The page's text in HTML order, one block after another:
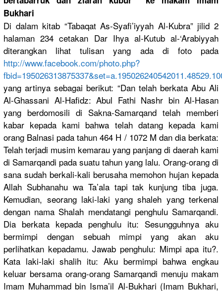
Bukhari
Di dalam kitab “Tabaqat As-Syafi’iyyah Al-Kubra” jilid 2
halaman 234 cetakan Dar Ihya al-Kutub al-‘Arabiyyah
diterangkan lihat tulisan yang ada di foto pada
http://www.facebook.com/photo.php?
fbid=195026313875337&set=a.195026240542011.48529.10
yang artinya sebagai berikut: “Dan telah berkata Abu Ali
Al-Ghassani Al-Hafidz: Abul Fathi Nashr bin Al-Hasan
yang berdomosili di Sakna-Samarqand telah memberi
kabar kepada kami bahwa telah datang kepada kami
orang Balnasi pada tahun 464 H /1072 M dan dia berkata:
Telah terjadi musim kemarau yang panjang di daerah kami
di Samarqandi pada suatu tahun yang lalu. Orang-orang di
sana sudah berkali-kali berusaha memohon hujan kepada
Allah Subhanahu wa Ta’ala tapi tak kunjung tiba juga.
Kemudian, seorang laki-laki yang shaleh yang terkenal
dengan nama Shalah mendatangi penghulu Samarqandi.
Dia berkata kepada penghulu itu: Sesungguhnya aku
bermimpi dengan sebuah mimpi yang akan aku
perlihatkan kepadamu. Jawab penghulu: Mimpi apa itu?.
Kata laki-laki shalih itu: Aku bermimpi bahwa engkau
keluar bersama orang-orang Samarqandi menuju makam
Imam Muhammad bin Isma’il Al-Bukhari (Imam Bukhari,